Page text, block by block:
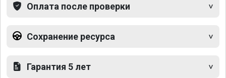
Оплата после проверки
Сохранение ресурса
Гарантия 5 лет